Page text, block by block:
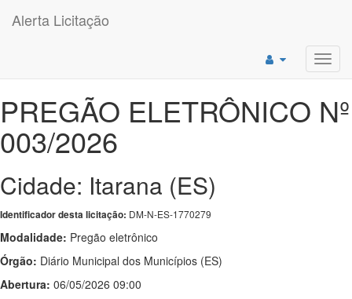
Alerta Licitação
PREGÃO ELETRÔNICO Nº
003/2026
Cidade: Itarana (ES)
Identificador desta licitação: DM-N-ES-1770279
Modalidade: Pregão eletrônico
Órgão: Diário Municipal dos Municípios (ES)
Abertura: 06/05/2026 09:00